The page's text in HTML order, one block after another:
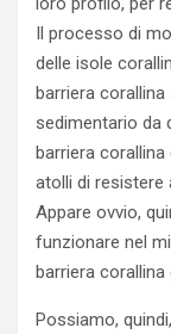
Il processo di
delle isole
barriera
sedimentario da
barriera
atolli di resistere
Appare ovvio,
funzionare nel
barriera
Possiamo,